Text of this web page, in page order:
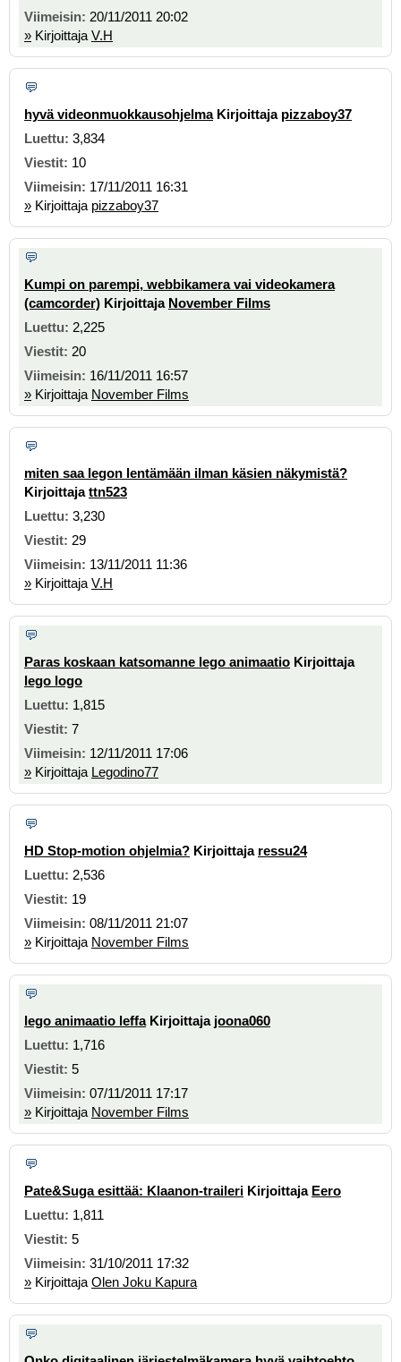
20/11/2011 20:02
» Kirjoittaja V.H
hyvä videonmuokkausohjelma Kirjoittaja pizzaboy37
3,834
10
17/11/2011 16:31
» Kirjoittaja pizzaboy37
Kumpi on parempi, webbikamera vai videokamera
(camcorder) Kirjoittaja November Films
2,225
20
16/11/2011 16:57
» Kirjoittaja November Films
miten saa legon lentämään ilman käsien näkymistä?
Kirjoittajattn523
3,230
29
13/11/2011 11:36
» Kirjoittaja V.H
Paras koskaan katsomanne lego animaatio Kirjoittaja
lego logo
1,815
7
12/11/2011 17:06
» Kirjoittaja Legodino77
HD Stop-motion ohjelmia? Kirjoittaja ressu24
2,536
19
08/11/2011 21:07
» Kirjoittaja November Films
lego animaatio leffa Kirjoittaja joona060
1,716
5
07/11/2011 17:17
» Kirjoittaja November Films
Pate&Suga esittää: Klaanon-traileri Kirjoittaja Eero
1,811
5
31/10/2011 17:32
» Kirjoittaja Olen Joku Kapura